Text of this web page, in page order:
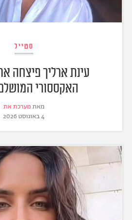
סטייל
עינת ארליך פיצחה
האקססורי
מאת מערכת את
4 באוגוסט 2026